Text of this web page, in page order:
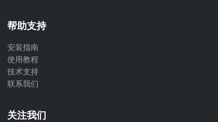
帮助支持
安装指南
使用教程
技术支持
联系我们
关注我们